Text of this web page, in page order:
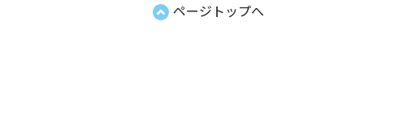
ページトップへ